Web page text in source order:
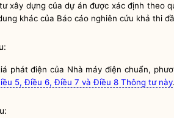
xây dựng của dự án được xác định theo
khác của Báo cáo nghiên cứu khả thi
phát điện của Nhà máy điện chuẩn,
5, Điều 6, Điều 7 và Điều 8 Thông tư này